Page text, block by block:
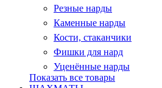
Резные нарды
Каменные нарды
Кости, стаканчики
Фишки для нард
Уценённые нарды
Показать все товары